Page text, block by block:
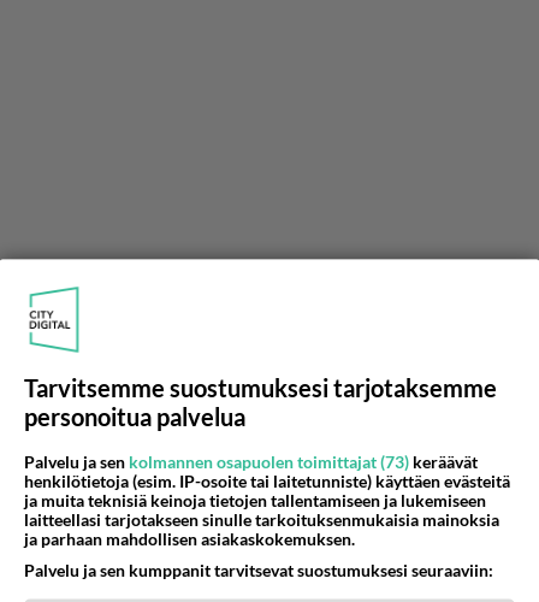
Tarvitsemme suostumuksesi tarjotaksemme
personoitua palvelua
Palvelu ja sen kolmannen osapuolen toimittajat (73) keräävät
henkilötietoja (esim. IP-osoite tai laitetunniste) käyttäen evästeitä
ja muita teknisiä keinoja tietojen tallentamiseen ja lukemiseen
laitteellasi tarjotakseen sinulle tarkoituksenmukaisia mainoksia
ja parhaan mahdollisen asiakaskokemuksen.
Palvelu ja sen kumppanit tarvitsevat suostumuksesi seuraaviin: